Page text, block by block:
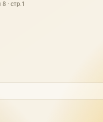
· стр.1